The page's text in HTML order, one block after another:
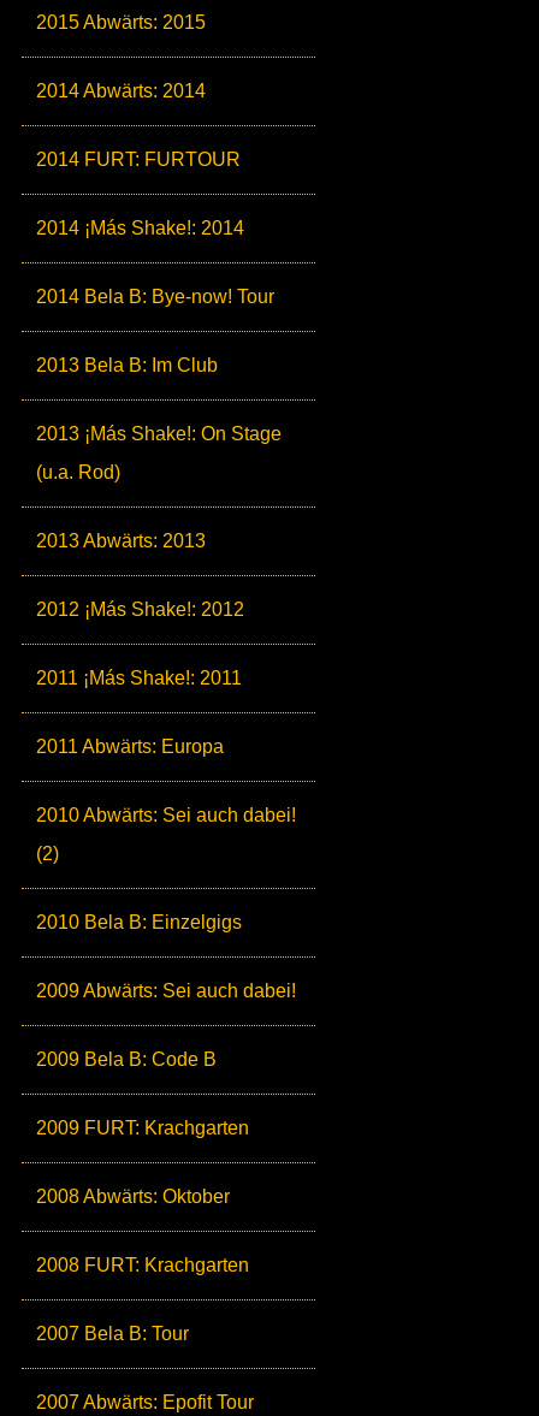
2015 Abwärts: 2015
2014 Abwärts: 2014
2014 FURT: FURTOUR
2014 ¡Más Shake!: 2014
2014 Bela B: Bye-now! Tour
2013 Bela B: Im Club
2013 ¡Más Shake!: On Stage
(u.a. Rod)
2013 Abwärts: 2013
2012 ¡Más Shake!: 2012
2011 ¡Más Shake!: 2011
2011 Abwärts: Europa
2010 Abwärts: Sei auch dabei!
(2)
2010 Bela B: Einzelgigs
2009 Abwärts: Sei auch dabei!
2009 Bela B: Code B
2009 FURT: Krachgarten
2008 Abwärts: Oktober
2008 FURT: Krachgarten
2007 Bela B: Tour
2007 Abwärts: Epofit Tour